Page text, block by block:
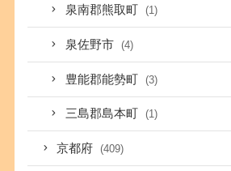
泉南郡熊取町 (1)
泉佐野市 (4)
豊能郡能勢町 (3)
三島郡島本町 (1)
京都府 (409)